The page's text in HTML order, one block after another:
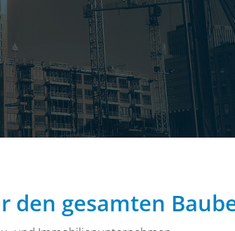
den gesamten